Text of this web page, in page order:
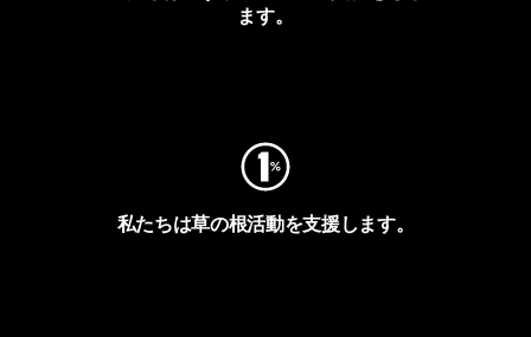
ます。
私たちは草の根活動を支援します。